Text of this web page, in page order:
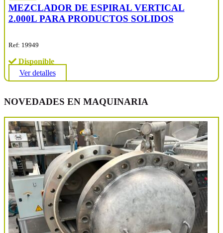
MEZCLADOR DE ESPIRAL VERTICAL
2.000L PARA PRODUCTOS SOLIDOS
Ref: 19949
Disponible
Ver detalles
NOVEDADES EN MAQUINARIA